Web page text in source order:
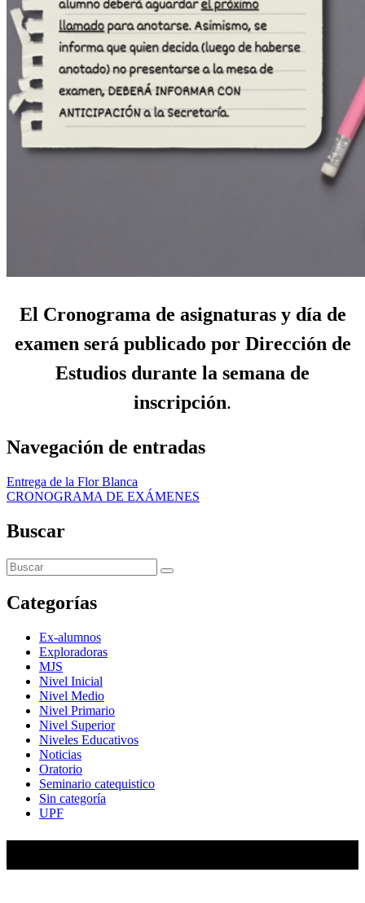
El Cronograma de asignaturas y día de
examen será publicado por Dirección de
Estudios durante la semana de
inscripción.
Navegación de entradas
Entrega de la Flor Blanca
CRONOGRAMA DE EXÁMENES
Buscar
Categorías
Ex-alumnos
Exploradoras
MJS
Nivel Inicial
Nivel Medio
Nivel Primario
Nivel Superior
Niveles Educativos
Noticias
Oratorio
Seminario catequistico
Sin categoría
UPF